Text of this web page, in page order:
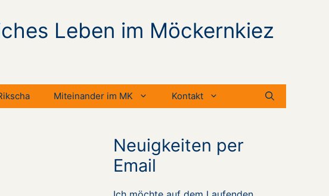
Leben im Möckernkiez
Miteinander im MK Kontakt
Neuigkeiten per
Email